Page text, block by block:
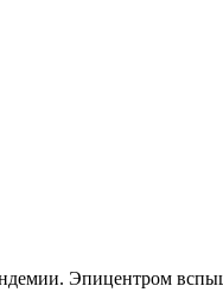
Эпицентром